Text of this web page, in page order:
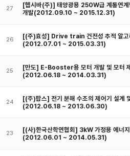
27
[헵시바(주)] 태양광용 250W급 계통연계
개발(2012.09.10 ~ 2015.12.31)
26
[(주)효성] Drive train 건전성 추적 알고
(2012.07.01 ~ 2015.03.31)
25
[만도] E-Booster용 모터 개발 및 모터
(2012.06.18 ~ 2014.03.31)
24
[(주)팝스] 전기 분해 수조의 제어기 설계
(2012.06.18 ~ 2013.06.30)
23
[(사)한국산학연협회] 3kW 가정용 에너
(2012.06.01 ~ 2014.05.31)